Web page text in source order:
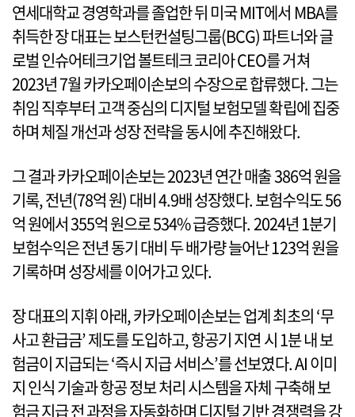
연세대학교 경영학과를 졸업한 뒤 미국 MIT에서 MBA를
취득한 장 대표는 보스턴컨설팅그룹(BCG) 파트너와 글
로벌 인슈어테크기업 볼트테크 코리아 CEO를 거쳐
2023년 7월 카카오페이손보의 수장으로 합류했다. 그는
취임 직후부터 고객 중심의 디지털 보험모델 확립에 집중
하며 체질 개선과 성장 전략을 동시에 추진해왔다.
그 결과 카카오페이손보는 2023년 연간 매출 386억 원을
기록, 전년(78억 원) 대비 4.9배 성장했다. 보험수익도 56
억 원에서 355억 원으로 534% 급증했다. 2024년 1분기
보험수익은 전년 동기 대비 두 배가량 늘어난 123억 원을
기록하며 성장세를 이어가고 있다.
장 대표의 지휘 아래, 카카오페이손보는 업계 최초의 ‘무
사고 환급금’ 제도를 도입하고, 항공기 지연 시 1분 내 보
험금이 지급되는 ‘즉시 지급 서비스’를 선보였다. AI 이미
지 인식 기술과 항공 정보 처리 시스템을 자체 구축해 보
험금 지급 전 과정을 자동화하며 디지털 기반 경쟁력을 강